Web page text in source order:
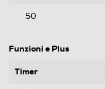
50
Funzioni e Plus
Timer